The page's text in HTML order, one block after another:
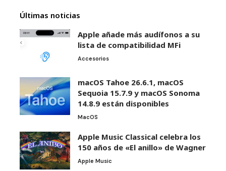
Últimas noticias
Apple añade más audífonos a su
lista de compatibilidad MFi
Accesorios
macOS Tahoe 26.6.1, macOS
Sequoia 15.7.9 y macOS Sonoma
14.8.9 están disponibles
MacOS
Apple Music Classical celebra los
150 años de «El anillo» de Wagner
Apple Music